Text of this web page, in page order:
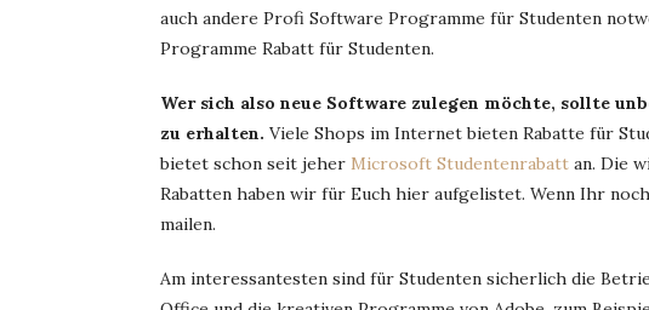
auch andere Profi Software Programme für Studenten
Programme Rabatt für Studenten.
Wer sich also neue Software zulegen möchte, sollte
zu erhalten. Viele Shops im Internet bieten Rabatte für
bietet schon seit jeher Microsoft Studentenrabatt an. Die
Rabatten haben wir für Euch hier aufgelistet. Wenn Ihr
mailen.
Am interessantesten sind für Studenten sicherlich die